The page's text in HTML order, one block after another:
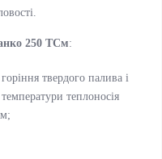
250 ТСм:
твердого палива і
теплоносія